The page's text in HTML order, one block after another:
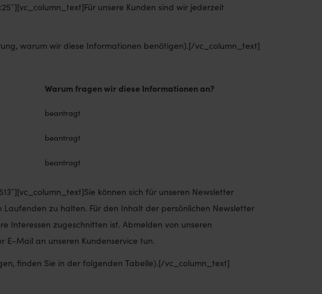
unsere Kunden sind wir jederzeit
warum wir diese Informationen benötigen).[/vc_column_text]
Warum fragen wir diese Informationen an?
beantragt
beantragt
beantragt
können sich für unseren Newsletter
zu halten. Für den Inhalt der persönlichen Newsletter
Interessen zugeschnitten ist. Abmelden von unseren
E-Mail an unseren Kundenservice tun.
finden Sie in der folgenden Tabelle).[/vc_column_text]